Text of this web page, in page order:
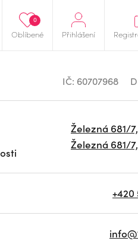
Oblíbené
0
Přihlášení
IČ: 60707968
Železná 681/
Železná 681/
+420